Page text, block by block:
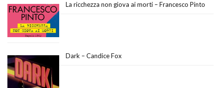
La ricchezza non giova ai morti – Francesco Pinto
Dark – Candice Fox